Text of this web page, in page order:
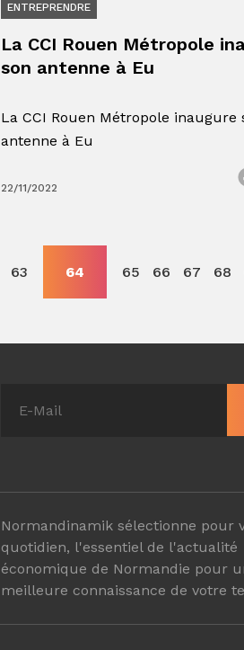
ENTREPRENDRE
La CCI Rouen Métropole
son antenne à Eu
La CCI Rouen Métropole inaugure
antenne à Eu
22/11/2022
63 64 65 66 67 68
Normandinamik sélectionne pour
quotidien, l'essentiel de l'actualité
économique de Normandie pour
meilleure connaissance de votre